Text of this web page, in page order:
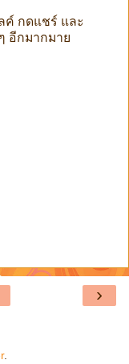
ค์ กดแชร์ และ
อีกมากมาย
›
.